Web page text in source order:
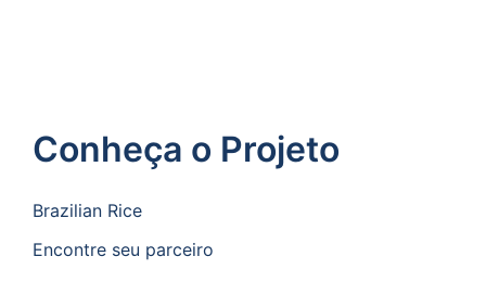
Conheça o Projeto
Brazilian Rice
Encontre seu parceiro